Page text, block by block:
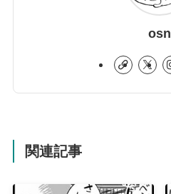
osn
関連記事